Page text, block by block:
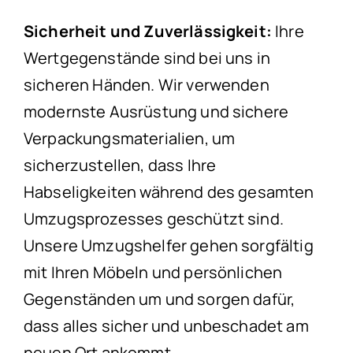
Sicherheit und Zuverlässigkeit: Ihre
Wertgegenstände sind bei uns in
sicheren Händen. Wir verwenden
modernste Ausrüstung und sichere
Verpackungsmaterialien, um
sicherzustellen, dass Ihre
Habseligkeiten während des gesamten
Umzugsprozesses geschützt sind.
Unsere Umzugshelfer gehen sorgfältig
mit Ihren Möbeln und persönlichen
Gegenständen um und sorgen dafür,
dass alles sicher und unbeschadet am